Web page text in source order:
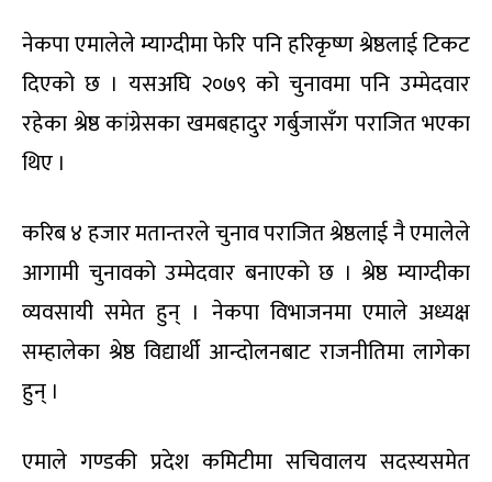
नेकपा एमालेले म्याग्दीमा फेरि पनि हरिकृष्ण श्रेष्ठलाई टिकट
दिएको छ । यसअघि २०७९ को चुनावमा पनि उम्मेदवार
रहेका श्रेष्ठ कांग्रेसका खमबहादुर गर्बुजासँग पराजित भएका
थिए ।
करिब ४ हजार मतान्तरले चुनाव पराजित श्रेष्ठलाई नै एमालेले
आगामी चुनावको उम्मेदवार बनाएको छ । श्रेष्ठ म्याग्दीका
व्यवसायी समेत हुन् । नेकपा विभाजनमा एमाले अध्यक्ष
सम्हालेका श्रेष्ठ विद्यार्थी आन्दोलनबाट राजनीतिमा लागेका
हुन् ।
एमाले गण्डकी प्रदेश कमिटीमा सचिवालय सदस्यसमेत